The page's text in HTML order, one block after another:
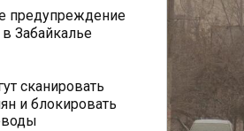
предупреждение
Забайкалье
сканировать
и блокировать